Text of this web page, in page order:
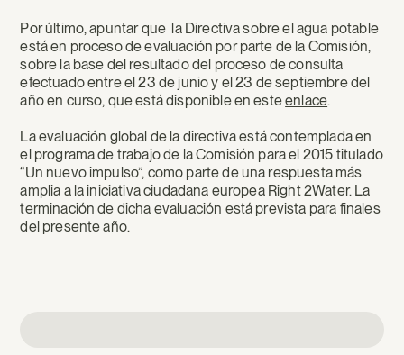
Por último, apuntar que la Directiva sobre el agua potable
está en proceso de evaluación por parte de la Comisión,
sobre la base del resultado del proceso de consulta
efectuado entre el 23 de junio y el 23 de septiembre del
año en curso, que está disponible en esteenlace.
La evaluación global de la directiva está contemplada en
el programa de trabajo de la Comisión para el 2015 titulado
“Un nuevo impulso”, como parte de una respuesta más
amplia a la iniciativa ciudadana europea Right 2Water. La
terminación de dicha evaluación está prevista para finales
del presente año.